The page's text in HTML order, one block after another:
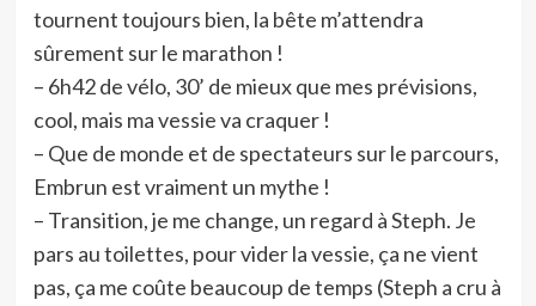
tournent toujours bien, la bête m’attendra
sûrement sur le marathon !
– 6h42 de vélo, 30’ de mieux que mes prévisions,
cool, mais ma vessie va craquer !
– Que de monde et de spectateurs sur le parcours,
Embrun est vraiment un mythe !
– Transition, je me change, un regard à Steph. Je
pars au toilettes, pour vider la vessie, ça ne vient
pas, ça me coûte beaucoup de temps (Steph a cru à